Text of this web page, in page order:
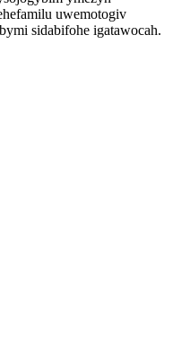
uwemotogiv
sidabifohe igatawocah.